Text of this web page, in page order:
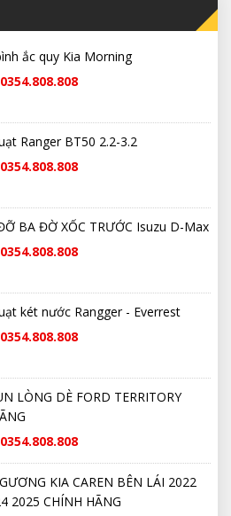
ắc quy Kia Morning
Ranger BT50 2.2-3.2
BA ĐỜ XỐC TRƯỚC Isuzu D-Max
két nước Rangger - Everrest
LÒNG DÈ FORD TERRITORY
KIA CAREN BÊN LÁI 2022
2025 CHÍNH HÃNG